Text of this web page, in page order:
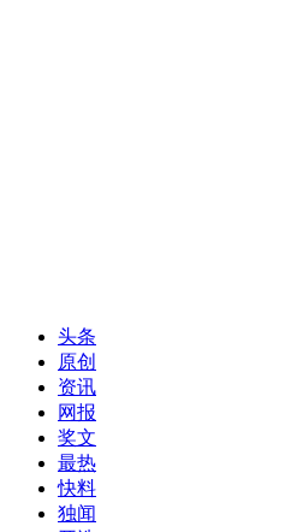
头条
原创
资讯
网报
奖文
最热
快料
独闻